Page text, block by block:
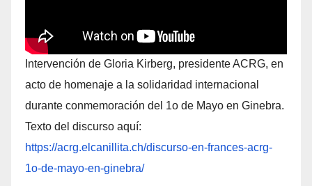
Intervención de Gloria Kirberg, presidente ACRG, en
acto de homenaje a la solidaridad internacional
durante conmemoración del 1o de Mayo en Ginebra.
Texto del discurso aquí:
https://acrg.elcanillita.ch/discurso-en-frances-acrg-
1o-de-mayo-en-ginebra/